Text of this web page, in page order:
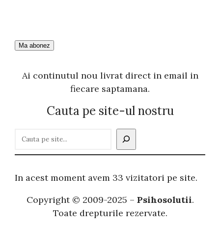
Ai continutul nou livrat direct in email in
fiecare saptamana.
Cauta pe site-ul nostru
t
In acest moment avem 33 vizitatori pe site.
Copyright © 2009-2025 – Psihosolutii.
Toate drepturile rezervate.